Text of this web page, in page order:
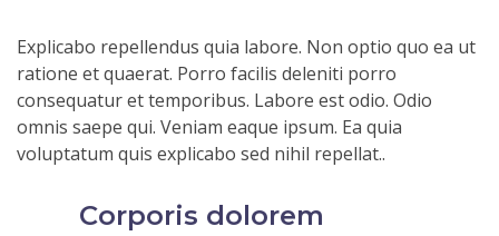
Explicabo repellendus quia labore. Non optio quo ea ut
ratione et quaerat. Porro facilis deleniti porro
consequatur et temporibus. Labore est odio. Odio
omnis saepe qui. Veniam eaque ipsum. Ea quia
voluptatum quis explicabo sed nihil repellat..
Corporis dolorem